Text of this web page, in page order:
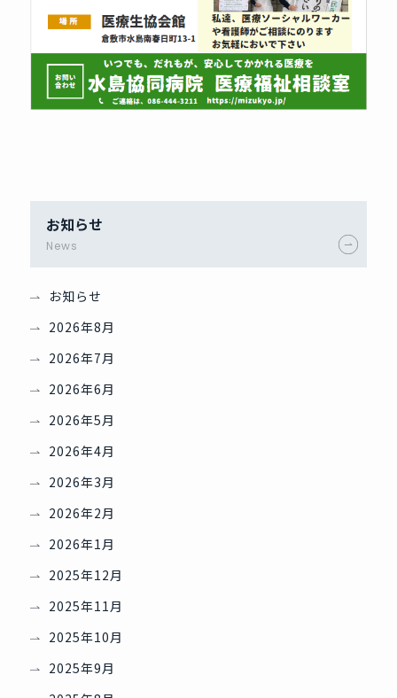
お知らせ
News
お知らせ
2026年8月
2026年7月
2026年6月
2026年5月
2026年4月
2026年3月
2026年2月
2026年1月
2025年12月
2025年11月
2025年10月
2025年9月